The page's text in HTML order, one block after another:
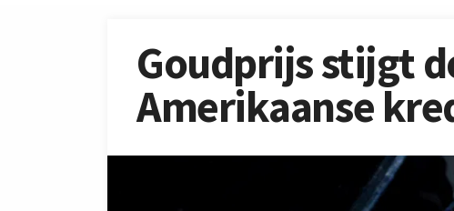
Goudprijs stijgt
Amerikaanse